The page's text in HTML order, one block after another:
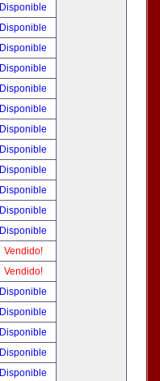
Disponible
Disponible
Disponible
Disponible
Disponible
Disponible
Disponible
Disponible
Disponible
Disponible
Disponible
Disponible
Vendido!
Vendido!
Disponible
Disponible
Disponible
Disponible
Disponible